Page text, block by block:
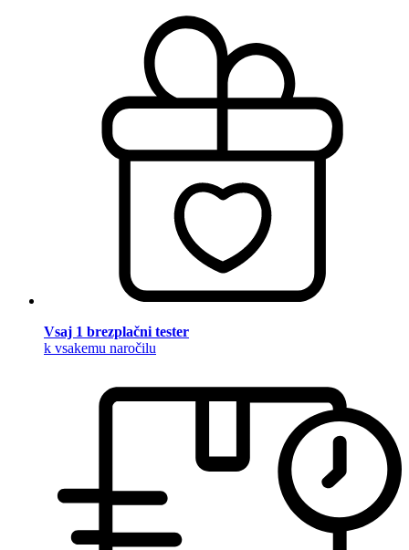
Vsaj 1 brezplačni tester
k vsakemu naročilu